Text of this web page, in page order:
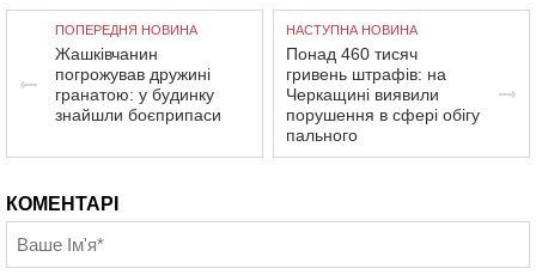
ПОПЕРЕДНЯ НОВИНА
Жашківчанин
погрожував дружині
гранатою: у будинку
знайшли боєприпаси
НАСТУПНА НОВИНА
Понад 460 тисяч
гривень штрафів: на
Черкащині виявили
порушення в сфері обігу
пального
КОМЕНТАРІ